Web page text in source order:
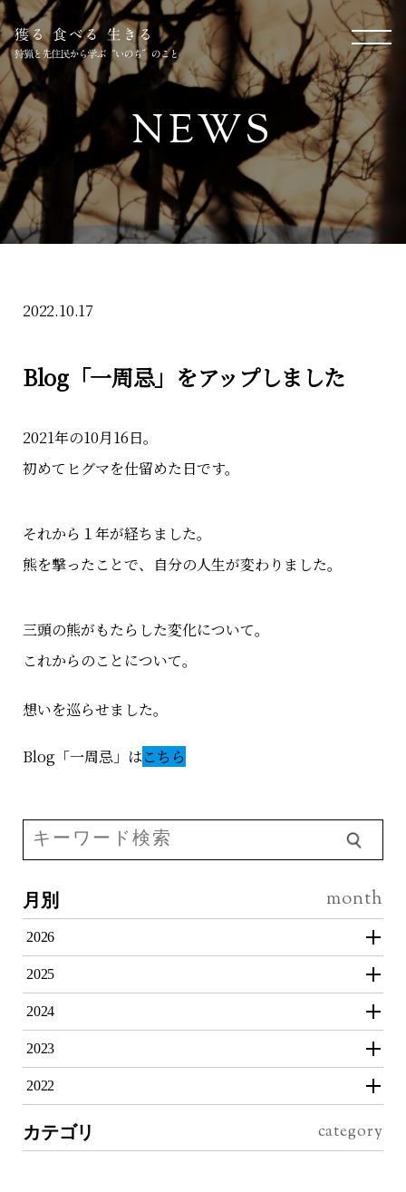
NEWS
2022.10.17
Blog「一周忌」をアップしました
2021年の10月16日。
初めてヒグマを仕留めた日です。
それから１年が経ちました。
熊を撃ったことで、自分の人生が変わりました。
三頭の熊がもたらした変化について。
これからのことについて。
想いを巡らせました。
Blog「一周忌」はこちら
月別
2026
2025
2024
2023
2022
カテゴリ